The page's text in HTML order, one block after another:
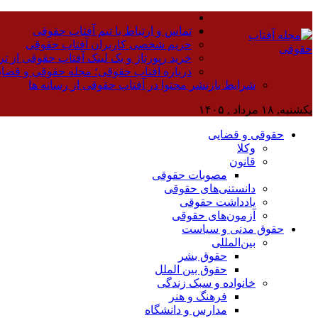
تماس و ارتباط با تیم آفتاب حقوقی
حریم شخصی کاربران آفتاب حقوقی
خرید رپورتاژ و بک لینک آفتاب حقوقی از
درباره آفتاب حقوقی؛ مجله حقوقی و
شرایط بازنشر محتوا در آفتاب حقوقی از رسانه ها
یکشنبه, ۱۸ مرداد , ۱۴۰۵
حقوقی و قضایی
وکلا
قانون
مصوبات حقوقی
دانستنی‌های حقوقی
یادداشت حقوقی
آزمون‌های حقوقی
حقوق مدنی و سیاست
بین‌المللی
حقوق بشر
حقوق بین الملل
خانواده و سبک زندگی
فرهنگ و هنر
مدارس و دانشگاه